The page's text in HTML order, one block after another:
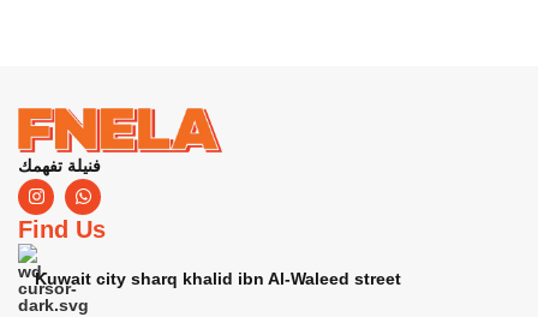
فنيلة تفهمك
Find Us
Kuwait city sharq khalid ibn Al-Waleed street